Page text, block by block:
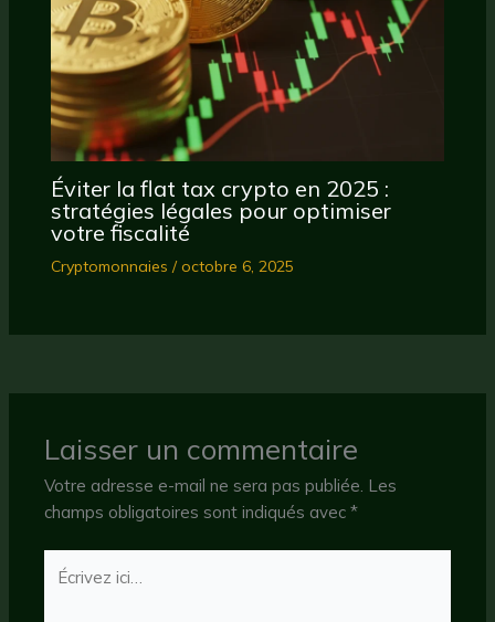
Éviter la flat tax crypto en 2025 :
stratégies légales pour optimiser
votre fiscalité
Cryptomonnaies /octobre 6, 2025
Laisser un commentaire
Votre adresse e-mail ne sera pas publiée. Les
champs obligatoires sont indiqués avec*
Écrivez
ici…